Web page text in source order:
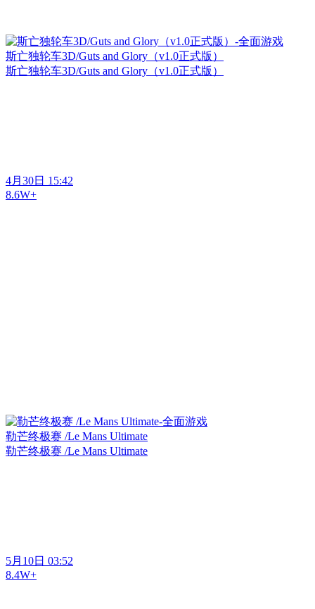
斯亡独轮车3D/Guts and Glory（v1.0正式版）
斯亡独轮车3D/Guts and Glory（v1.0正式版）
4月30日 15:42
8.6W+
勒芒终极赛 /Le Mans Ultimate
勒芒终极赛 /Le Mans Ultimate
5月10日 03:52
8.4W+